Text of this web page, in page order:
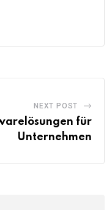
NEXT POST
für
Unternehmen